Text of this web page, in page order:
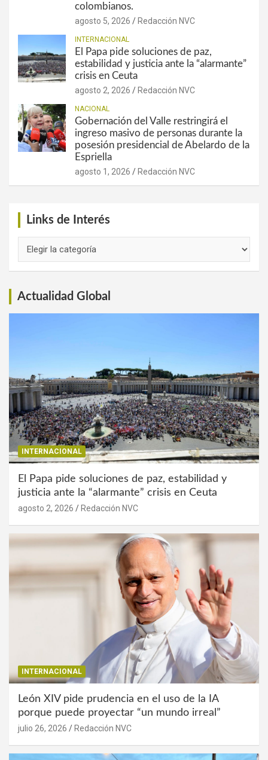
colombianos.
agosto 5, 2026 Redacción NVC
INTERNACIONAL
El Papa pide soluciones de paz,
estabilidad y justicia ante la “alarmante”
crisis en Ceuta
agosto 2, 2026 Redacción NVC
NACIONAL
Gobernación del Valle restringirá el
ingreso masivo de personas durante la
posesión presidencial de Abelardo de la
Espriella
agosto 1, 2026 Redacción NVC
Links de Interés
Actualidad Global
INTERNACIONAL
El Papa pide soluciones de paz, estabilidad y
justicia ante la “alarmante” crisis en Ceuta
agosto 2, 2026 Redacción NVC
INTERNACIONAL
León XIV pide prudencia en el uso de la IA
porque puede proyectar “un mundo irreal”
julio 26, 2026 Redacción NVC